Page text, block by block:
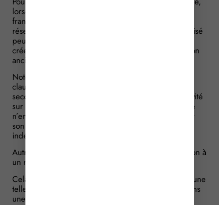
lorsque le franchisé quitte le réseau de son
franchiseur, il s’engage à ne pas s’affilier à un autre
réseau concurrent pour un certain temps. Le franchisé
peut également prendre l’engagement de ne pas
créer son propre réseau qui ferait concurrence à son
ancien franchiseur.
Notez qu’une clause de non-affiliation n’est pas une
clause de non-concurrence. En effet, tandis que la
seconde interdit à une personne d’exercer son activité
sur un territoire et une période donnés, la première
n’empêche aucunement l’ancien franchisé d’exercer
son activité, pour autant que ce soit de manière
indépendante.
Autrement dit, l’interdiction est centrée sur l’adhésion à
un réseau concurrent.
Cela étant, quelles sont les conditions de validité d’une
telle clause ? Cette question s’est posée au juge dans
une affaire récente.